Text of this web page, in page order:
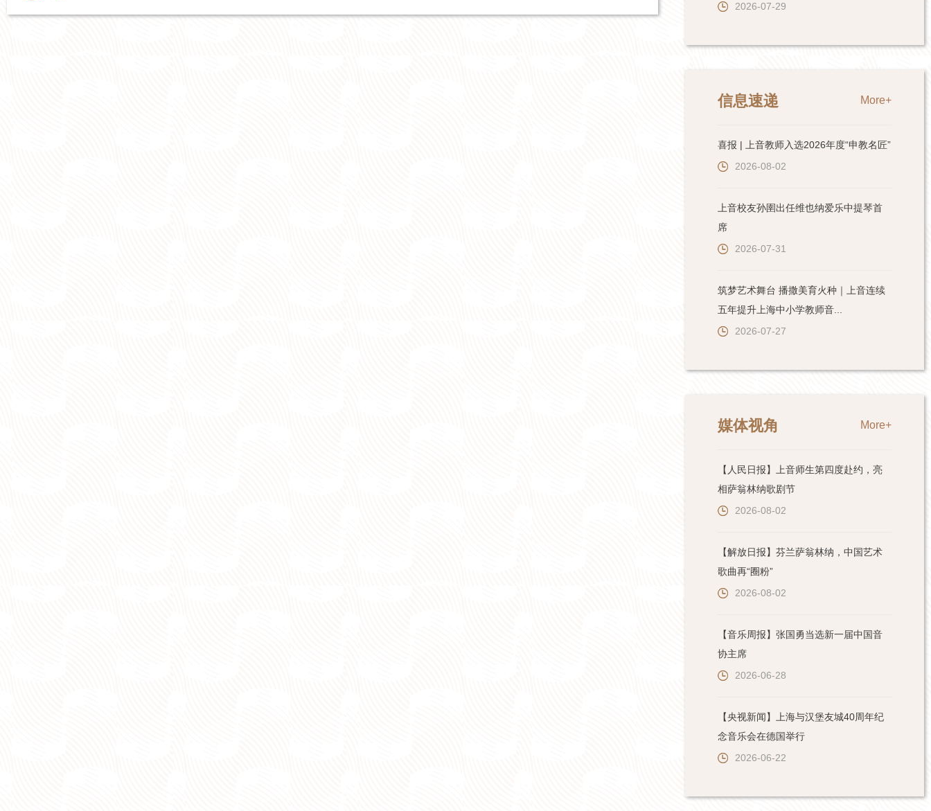
2026-07-29
信息速递 More+
喜报 | 上音教师入选2026年度“申教名匠”
2026-08-02
上音校友孙圉出任维也纳爱乐中提琴首
席
2026-07-31
筑梦艺术舞台 播撒美育火种｜上音连续
五年提升上海中小学教师音...
2026-07-27
媒体视角 More+
【人民日报】上音师生第四度赴约，亮
相萨翁林纳歌剧节
2026-08-02
【解放日报】芬兰萨翁林纳，中国艺术
歌曲再“圈粉”
2026-08-02
【音乐周报】张国勇当选新一届中国音
协主席
2026-06-28
【央视新闻】上海与汉堡友城40周年纪
念音乐会在德国举行
2026-06-22